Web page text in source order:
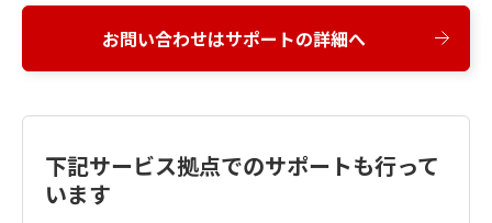
お問い合わせはサポートの詳細へ
下記サービス拠点でのサポートも行って
います